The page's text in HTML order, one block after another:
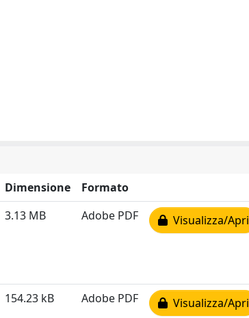
Dimensione
Formato
3.13 MB Adobe PDF Visualizza/Apri
154.23 kB Adobe PDF Visualizza/Apri